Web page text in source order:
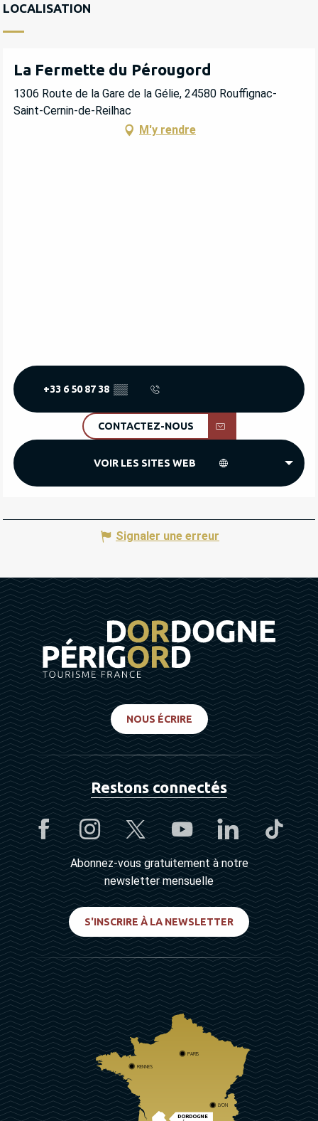
LOCALISATION
La Fermette du Pérougord
1306 Route de la Gare de la Gélie, 24580 Rouffignac-
Saint-Cernin-de-Reilhac
M'y rendre
+33 6 50 87 38 ▒▒
CONTACTEZ-NOUS
VOIR LES SITES WEB
Signaler une erreur
NOUS ÉCRIRE
Restons connectés
Abonnez-vous gratuitement à notre
newsletter mensuelle
S'INSCRIRE À LA NEWSLETTER
DORDOGNE
PARIS
RENNES
LYON